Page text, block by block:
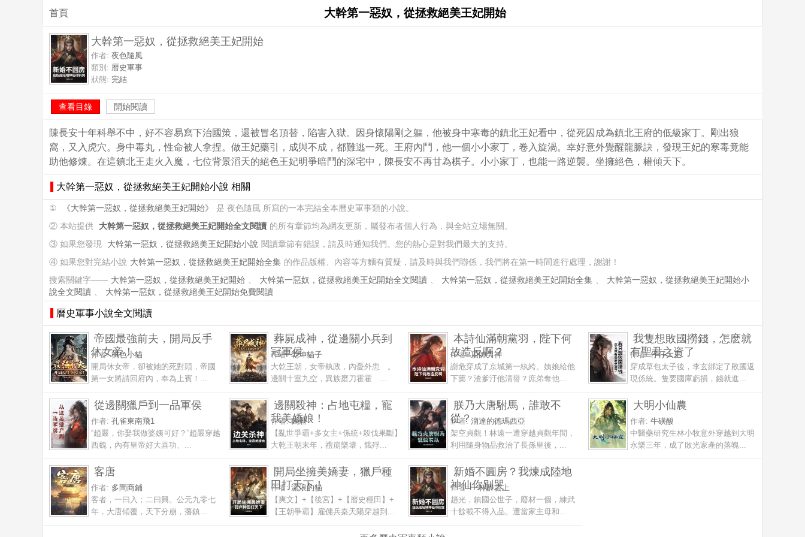
首頁 大幹第一惡奴，從拯救絕美王妃開始
大幹第一惡奴，從拯救絕美王妃開始
作者: 夜色隨風
類別: 曆史軍事
狀態: 完結
查看目錄 開始閱讀
陳長安十年科舉不中，好不容易寫下治國策，還被冒名頂替，陷害入獄。因身懷陽剛之軀，他被身中寒毒的鎮北王妃看中，從死囚成為鎮北王府的低級家丁。剛出狼
窩，又入虎穴。身中毒丸，性命被人拿捏。做王妃藥引，成與不成，都難逃一死。王府內鬥，他一個小小家丁，卷入旋渦。幸好意外覺醒龍脈訣，發現王妃的寒毒竟能
助他修煉。在這鎮北王走火入魔，七位背景滔天的絕色王妃明爭暗鬥的深宅中，陳長安不再甘為棋子。小小家丁，也能一路逆襲。坐擁絕色，權傾天下。
大幹第一惡奴，從拯救絕美王妃開始小說 相關
① 《大幹第一惡奴，從拯救絕美王妃開始》
是 夜色隨風 所寫的一本完結全本曆史軍事類的小說。
② 本站提供
大幹第一惡奴，從拯救絕美王妃開始全文閱讀 的所有章節均為網友更新，屬發布者個人行為，與全站立場無關。
③ 如果您發現
大幹第一惡奴，從拯救絕美王妃開始小說 閱讀章節有錯誤，請及時通知我們。您的熱心是對我們最大的支持。
④ 如果您對完結小說 大幹第一惡奴，從拯救絕美王妃開始全集 的作品版權、內容等方麵有質疑，請及時與我們聯係，我們將在第一時間進行處理，謝謝！
搜索關鍵字—— 大幹第一惡奴，從拯救絕美王妃開始 、 大幹第一惡奴，從拯救絕美王妃開始全文閱讀 、 大幹第一惡奴，從拯救絕美王妃開始全集 、
大幹第一惡奴，從拯救絕美王妃開始小
說全文閱讀 、 大幹第一惡奴，從拯救絕美王妃開始免費閱讀
曆史軍事小說全文閱讀
帝國最強前夫，開局反手
休女帝！
作者:橘色小貓
開局休女帝，卻被她的死對頭，帝國
第一女將請回府內，奉為上賓！...
葬屍成神，從邊關小兵到
冠軍侯
作者:乾坤貓子
大乾王朝，女帝執政，內憂外患 。
邊關十室九空，異族磨刀霍霍 ...
本詩仙滿朝黨羽，陛下何
故造反啊？
作者:頂帥男神
謝危穿成了京城第一紈絝。姨娘給他
下藥？渣爹汙他清譽？庶弟奪他...
我隻想敗國撈錢，怎麽就
有聖君之資了
作者:仔仔大王
穿成草包太子後，李玄綁定了敗國返
現係統。隻要國庫虧損，錢就進...
從邊關獵戶到一品軍侯
作者: 孔雀東南飛1
“趙嚴，你娶我做婆姨可好？”趙嚴穿越
西魏，內有皇帝好大喜功、...
邊關殺神：占地屯糧，寵
我美嬌娘！
作者:鶴曆
【亂世爭霸+多女主+係統+殺伐果斷】
大乾王朝末年，禮崩樂壞，餓殍...
朕乃大唐駙馬，誰敢不
從？
作者: 溜達的德瑪西亞
架空貞觀！林遠一遭穿越貞觀年間，
利用隨身物品救治了長孫皇後，...
大明小仙農
作者: 牛磺酸
中醫藥研究生林小牧意外穿越到大明
永樂三年，成了敗光家產的落魄...
客唐
作者: 多間商鋪
客者，一曰入；二曰興。公元九零七
年，大唐傾覆，天下分崩，藩鎮...
開局坐擁美嬌妻，獵戶種
田打天下！
作者:流浪的貓
【爽文】+【後宮】+【曆史種田】+
【王朝爭霸】雇傭兵秦天陽穿越到...
新婚不圓房？我煉成陸地
神仙你別哭
作者:一杯醉雲上
趙光，鎮國公世子，廢材一個，練武
十餘載不得入品。遭當家主母和...